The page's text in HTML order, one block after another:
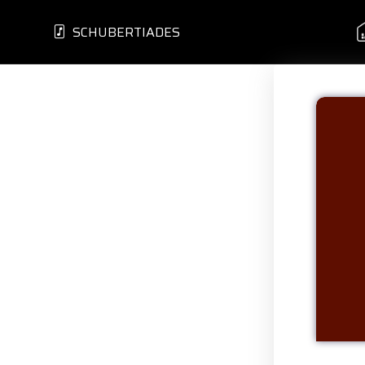
SCHUBERTIADES